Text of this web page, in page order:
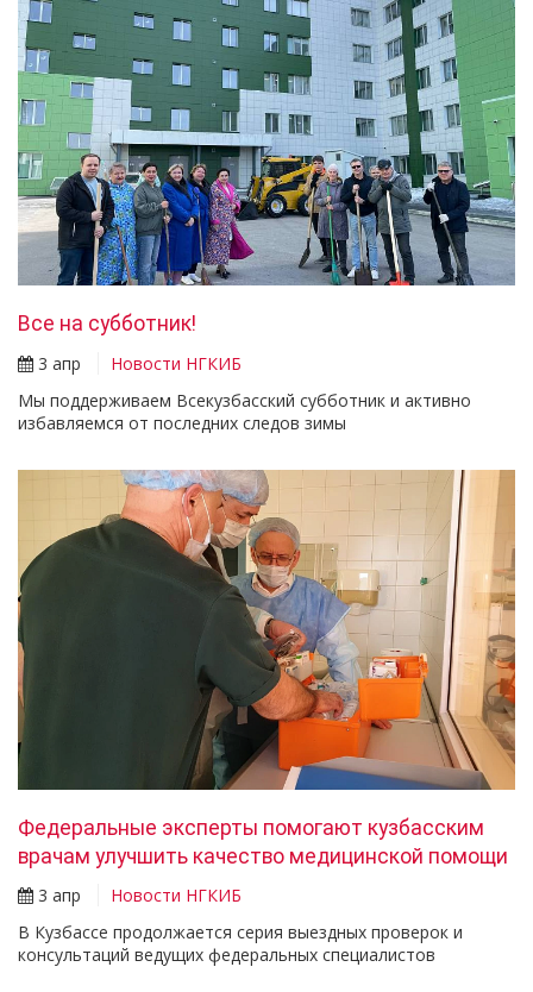
Все на субботник!
3 апр
Новости НГКИБ
Мы поддерживаем Всекузбасский субботник и активно
избавляемся от последних следов зимы
Федеральные эксперты помогают кузбасским
врачам улучшить качество медицинской помощи
3 апр
Новости НГКИБ
В Кузбассе продолжается серия выездных проверок и
консультаций ведущих федеральных специалистов